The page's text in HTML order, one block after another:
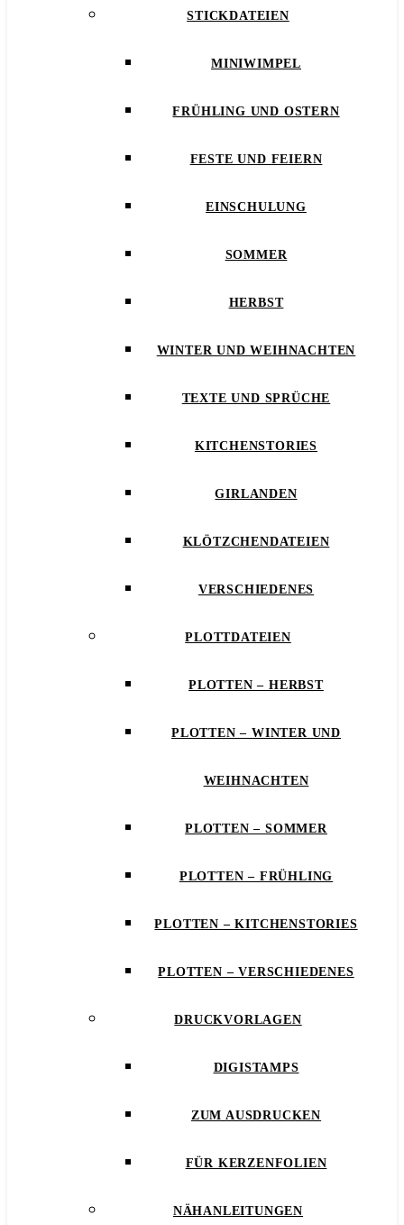
STICKDATEIEN
MINIWIMPEL
FRÜHLING UND OSTERN
FESTE UND FEIERN
EINSCHULUNG
SOMMER
HERBST
WINTER UND WEIHNACHTEN
TEXTE UND SPRÜCHE
KITCHENSTORIES
GIRLANDEN
KLÖTZCHENDATEIEN
VERSCHIEDENES
PLOTTDATEIEN
PLOTTEN – HERBST
PLOTTEN – WINTER UND
WEIHNACHTEN
PLOTTEN – SOMMER
PLOTTEN – FRÜHLING
PLOTTEN – KITCHENSTORIES
PLOTTEN – VERSCHIEDENES
DRUCKVORLAGEN
DIGISTAMPS
ZUM AUSDRUCKEN
FÜR KERZENFOLIEN
NÄHANLEITUNGEN